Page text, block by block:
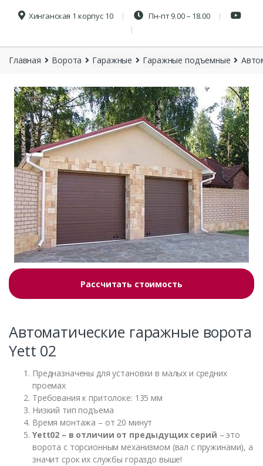
Хинганская 1 корпус 10 Пн-пт 9.00 – 18.00
Главная Ворота Гаражные Гаражные подъемные
Рассчитать стоимость
Автоматические гаражные ворота
Yett 02
Предназначены для установки в малых и средних
проемах
Требования к притолоке: 135 мм
Низкий тип подъема
Время монтажа – от 20 минут
Yett02 – в отличии от предыдущих серий – это
ворота с торсионным механизмом (вал с пружинами), а
значит срок их службы гораздо выше!